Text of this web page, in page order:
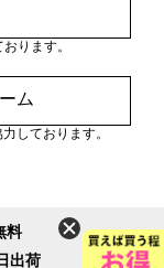
ります。
ム
しております。
料
出荷